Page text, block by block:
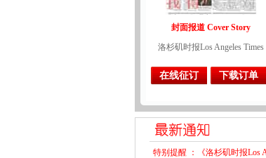
封面报道 Cover Story
洛杉矶时报Los Angeles Times
在线征订 下载订单
特别提醒 ：《洛杉矶时报Los